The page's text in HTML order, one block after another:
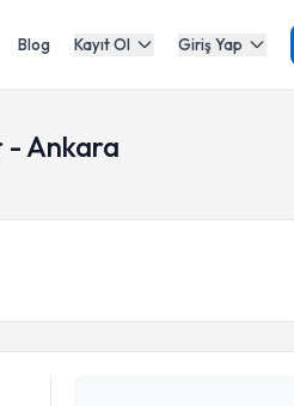
Blog Kayıt Ol Giriş Yap
- Ankara
Op. Dr. Sitare Kızmaz